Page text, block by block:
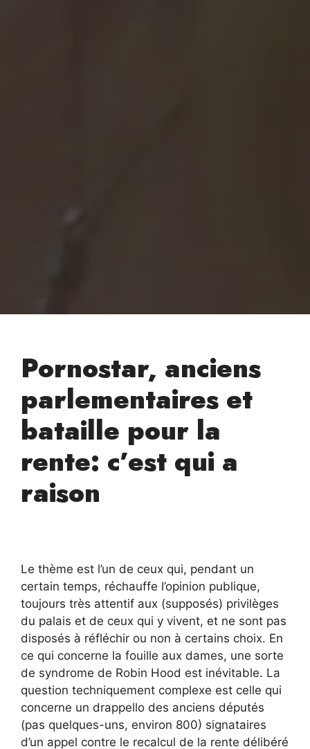
Pornostar, anciens
parlementaires et
bataille pour la
rente: c’est qui a
raison
Le thème est l’un de ceux qui, pendant un
certain temps, réchauffe l’opinion publique,
toujours très attentif aux (supposés) privilèges
du palais et de ceux qui y vivent, et ne sont pas
disposés à réfléchir ou non à certains choix. En
ce qui concerne la fouille aux dames, une sorte
de syndrome de Robin Hood est inévitable. La
question techniquement complexe est celle qui
concerne un drappello des anciens députés
(pas quelques-uns, environ 800) signataires
d’un appel contre le recalcul de la rente délibéré